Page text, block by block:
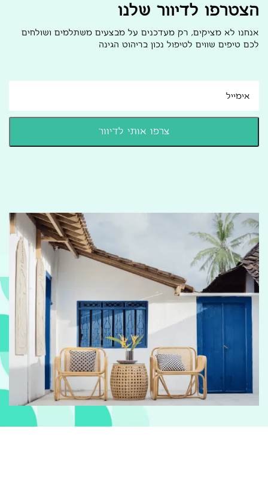
הצטרפו לדיוור שלנו
אנחנו לא מציקים, רק מעדכנים על מבצעים משתלמים ושולחים
לכם טיפים שווים לטיפול נכון בריהוט הגינה